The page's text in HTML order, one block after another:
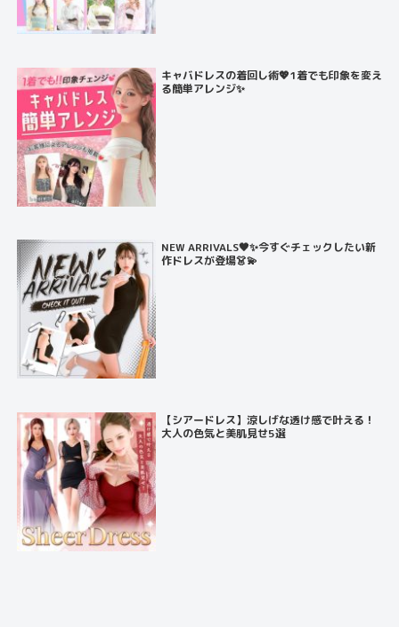
キャバドレスの着回し術💖1着でも印象を変え
る簡単アレンジ✨
NEW ARRIVALS🖤✨今すぐチェックしたい新
作ドレスが登場👗💫
【シアードレス】涼しげな透け感で叶える！
大人の色気と美肌見せ5選